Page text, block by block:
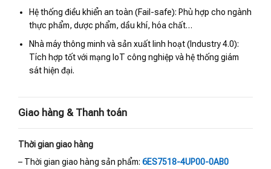
Hệ thống điều khiển an toàn (Fail-safe): Phù hợp cho ngành
thực phẩm, dược phẩm, dầu khí, hóa chất…
Nhà máy thông minh và sản xuất linh hoạt (Industry 4.0):
Tích hợp tốt với mạng IoT công nghiệp và hệ thống giám
sát hiện đại.
Giao hàng & Thanh toán
Thời gian giao hàng
– Thời gian giao hàng sản phẩm: 6ES7518-4UP00-0AB0